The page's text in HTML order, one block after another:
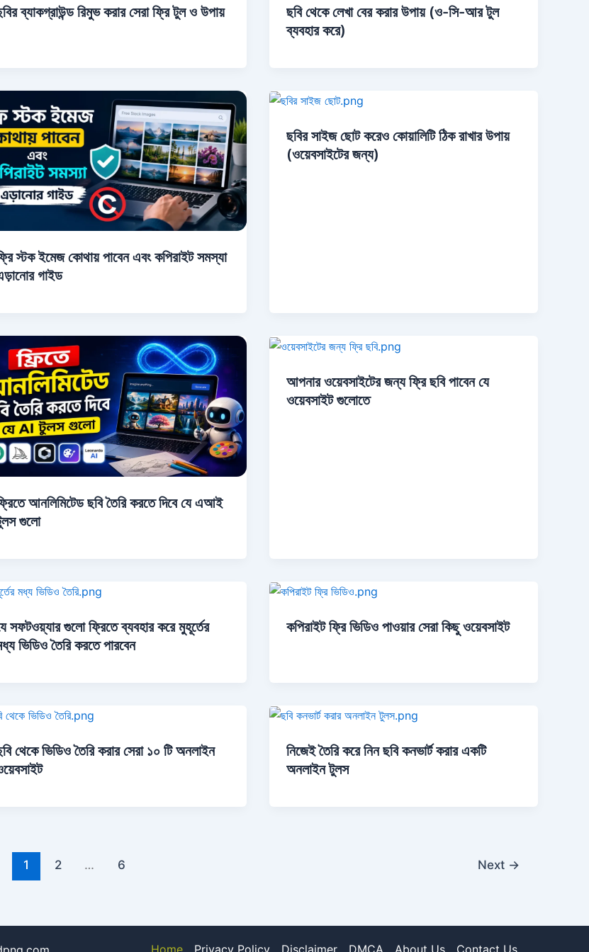
ব্যাকগ্রাউন্ড রিমুভ করার সেরা ফ্রি টুল ও উপায়
ছবি থেকে লেখা বের করার উপায় (ও-সি-আর টুল
ব্যবহার করে)
স্টক ইমেজ কোথায় পাবেন এবং কপিরাইট সমস্যা
গাইড
ছবির সাইজ ছোট করেও কোয়ালিটি ঠিক রাখার উপায়
(ওয়েবসাইটের জন্য)
আনলিমিটেড ছবি তৈরি করতে দিবে যে এআই
গুলো
আপনার ওয়েবসাইটের জন্য ফ্রি ছবি পাবেন যে
ওয়েবসাইট গুলোতে
সফটওয়্যার গুলো ফ্রিতে ব্যবহার করে মুহূর্তের
ভিডিও তৈরি করতে পারবেন
কপিরাইট ফ্রি ভিডিও পাওয়ার সেরা কিছু ওয়েবসাইট
থেকে ভিডিও তৈরি করার সেরা ১০ টি অনলাইন
নিজেই তৈরি করে নিন ছবি কনভার্ট করার একটি
অনলাইন টুলস
1 2 … 6 Next →
Home Privacy Policy Disclaimer DMCA About Us Contact Us